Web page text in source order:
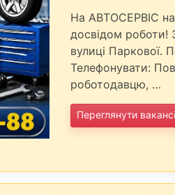
На АВТОСЕРВІС на
досвідом роботи!
вулиці Паркової.
Телефонувати:
роботодавцю, …
Переглянути